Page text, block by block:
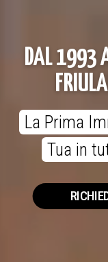
DAL 1993
La Prima
Tua in